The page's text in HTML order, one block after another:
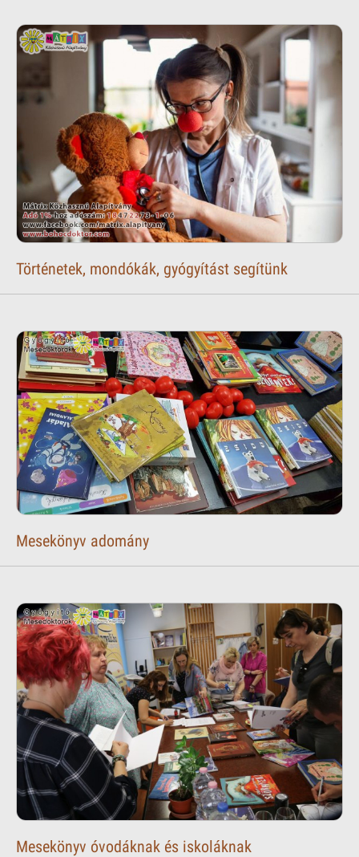
Történetek, mondókák, gyógyítást segítünk
Mesekönyv adomány
Mesekönyv óvodáknak és iskoláknak